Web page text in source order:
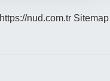
https://nud.com.tr Sitemap